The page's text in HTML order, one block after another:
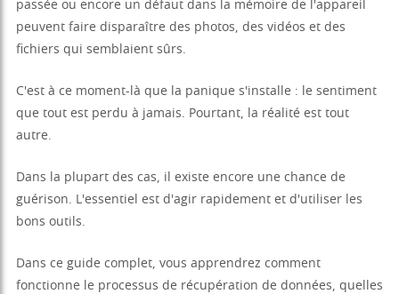
passée ou encore un défaut dans la mémoire de l'appareil
peuvent faire disparaître des photos, des vidéos et des
fichiers qui semblaient sûrs.
C'est à ce moment-là que la panique s'installe : le sentiment
que tout est perdu à jamais. Pourtant, la réalité est tout
autre.
Dans la plupart des cas, il existe encore une chance de
guérison. L'essentiel est d'agir rapidement et d'utiliser les
bons outils.
Dans ce guide complet, vous apprendrez comment
fonctionne le processus de récupération de données, quelles